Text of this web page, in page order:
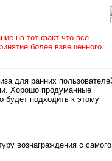
на тот факт что всё
более взвешенного
для ранних
Хорошо продуманные
будет подходить к этому
вознаграждения с самого